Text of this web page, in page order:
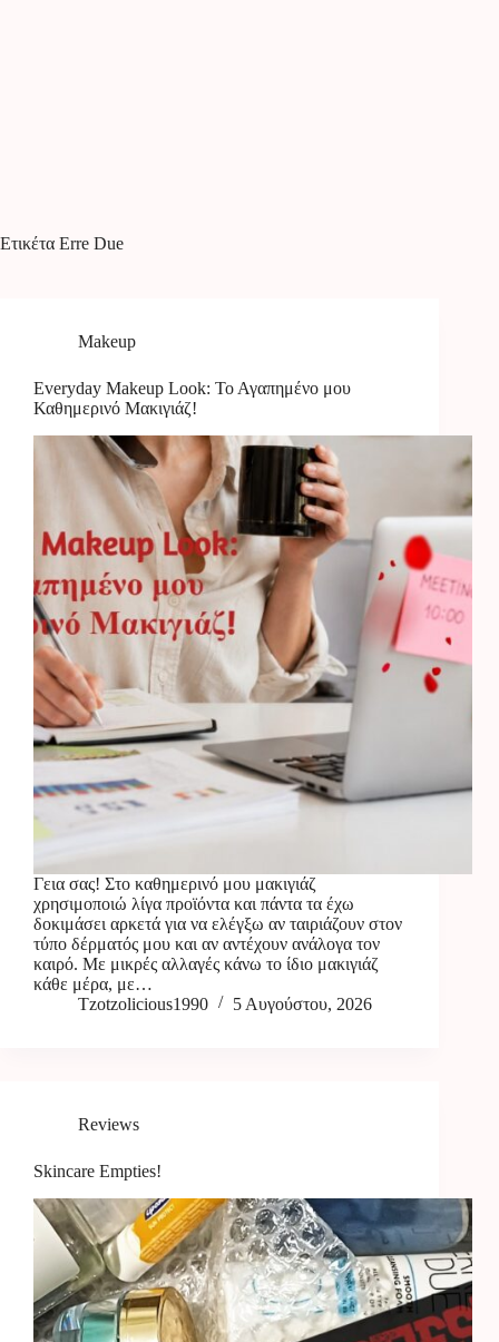
Ετικέτα Erre Due
Makeup
Everyday Makeup Look: Το Αγαπημένο μου
Καθημερινό Μακιγιάζ!
Γεια σας! Στο καθημερινό μου μακιγιάζ
χρησιμοποιώ λίγα προϊόντα και πάντα τα έχω
δοκιμάσει αρκετά για να ελέγξω αν ταιριάζουν στον
τύπο δέρματός μου και αν αντέχουν ανάλογα τον
καιρό. Με μικρές αλλαγές κάνω το ίδιο μακιγιάζ
κάθε μέρα, με…
Tzotzolicious1990
5 Αυγούστου, 2026
Reviews
Skincare Empties!